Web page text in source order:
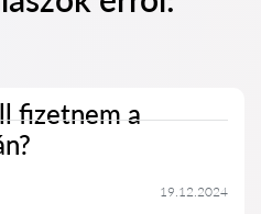
fizetnem a
19.12.2024